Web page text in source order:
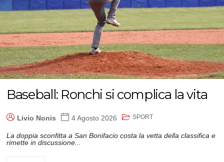
Baseball: Ronchi si complica la vita
Livio Nonis 4 Agosto 2026 SPORT
La doppia sconfitta a San Bonifacio costa la vetta della classifica e
rimette in discussione...